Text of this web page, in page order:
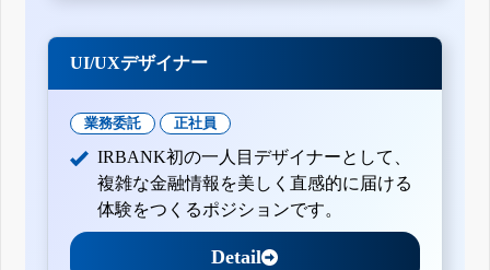
UI/UXデザイナー
業務委託 正社員
IRBANK初の一人目デザイナーとして、
複雑な金融情報を美しく直感的に届ける
体験をつくるポジションです。
Detail